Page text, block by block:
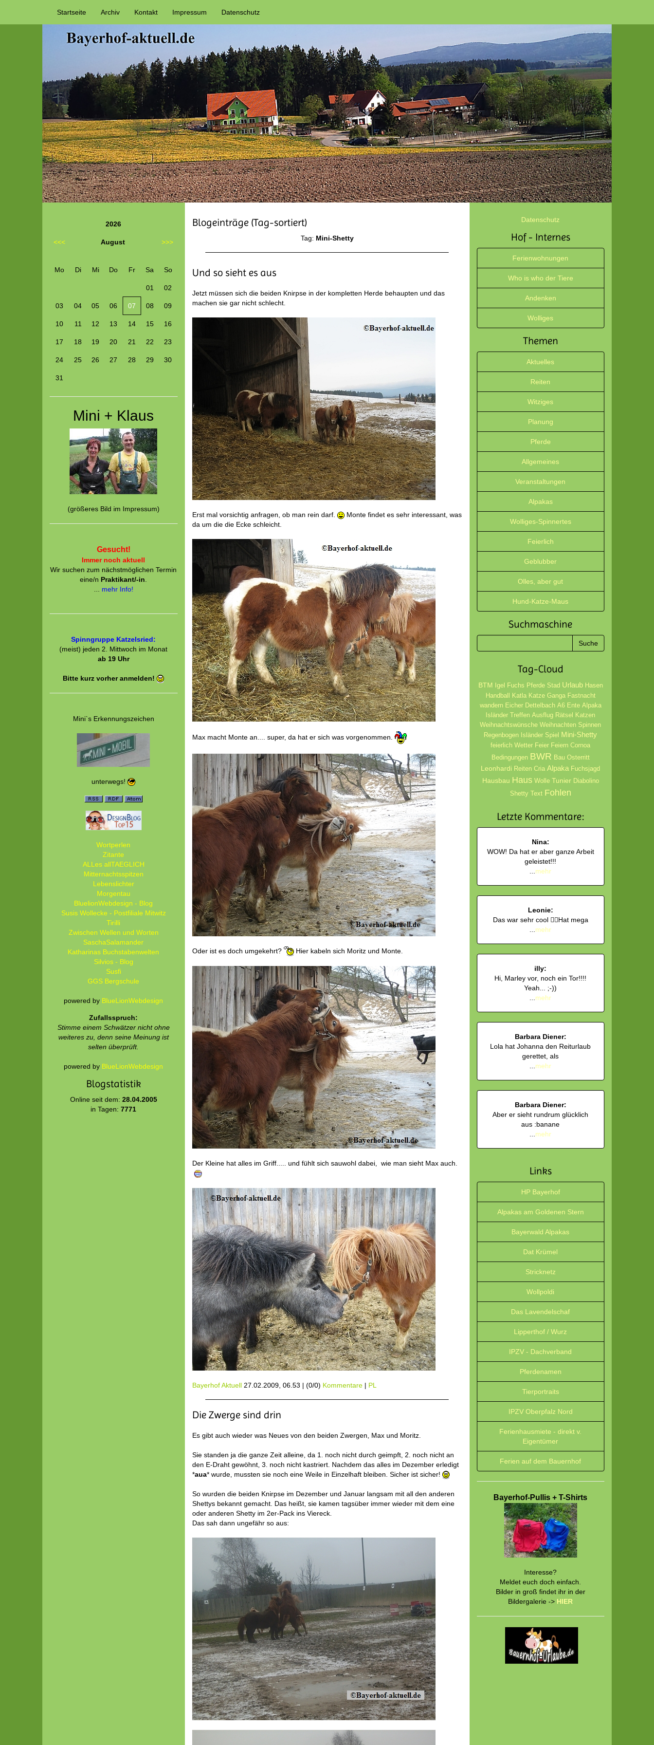
Startseite Archiv Kontakt Impressum Datenschutz
Blogeinträge (Tag-sortiert)
Tag: Mini-Shetty
Und so sieht es aus
Jetzt müssen sich die beiden Knirpse in der kompletten Herde behaupten und das
machen sie gar nicht schlecht.
Erst mal vorsichtig anfragen, ob man rein darf.
Monte findet es sehr interessant, was
da um die die Ecke schleicht.
Max macht Monte an.... super, da hat er sich was vorgenommen.
Oder ist es doch umgekehrt? Hier kabeln sich Moritz und Monte.
Der Kleine hat alles im Griff..... und fühlt sich sauwohl dabei, wie man sieht Max auch.
Bayerhof Aktuell 27.02.2009, 06.53 | (0/0) Kommentare| PL
Die Zwerge sind drin
Es gibt auch wieder was Neues von den beiden Zwergen, Max und Moritz.
Sie standen ja die ganze Zeit alleine, da 1. noch nicht durch geimpft, 2. noch nicht an
den E-Draht gewöhnt, 3. noch nicht kastriert. Nachdem das alles im Dezember erledigt
*aua* wurde, mussten sie noch eine Weile in Einzelhaft bleiben. Sicher ist sicher!
So wurden die beiden Knirpse im Dezember und Januar langsam mit all den anderen
Shettys bekannt gemacht. Das heißt, sie kamen tagsüber immer wieder mit dem eine
oder anderen Shetty im 2er-Pack ins Viereck.
Das sah dann ungefähr so aus:
2026
<<< August >>>
Mo Di Mi Do Fr Sa So
01 02
03 04 05 06 07 08 09
10 11 12 13 14 15 16
17 18 19 20 21 22 23
24 25 26 27 28 29 30
31
Mini + Klaus
(größeres Bild im Impressum)
Gesucht!
Immer noch aktuell
Wir suchen zum nächstmöglichen Termin
eine/n Praktikant/-in
mehr Info!
Spinngruppe Katzelsried:
(meist) jeden 2. Mittwoch im Monat
ab 19 Uhr
Bitte kurz vorher anmelden!
Mini`s Erkennungszeichen
unterwegs!
Wortperlen
Zitante
ALLes allTAEGLICH
Mitternachtsspitzen
Lebenslichter
Morgentau
BluelionWebdesign - Blog
Susis Wollecke - Postfiliale Mitwitz
Tirilli
Zwischen Wellen und Worten
SaschaSalamander
Katharinas Buchstabenwelten
Silvios - Blog
Susfi
GGS Bergschule
powered by BlueLionWebdesign
Zufallsspruch:
Stimme einem Schwätzer nicht ohne
weiteres zu, denn seine Meinung ist
selten überprüft.
powered by BlueLionWebdesign
Blogstatistik
Online seit dem: 28.04.2005
in Tagen:7771
Datenschutz
Hof - Internes
Ferienwohnungen
Who is who der Tiere
Andenken
Wolliges
Themen
Aktuelles
Reiten
Witziges
Planung
Pferde
Allgemeines
Veranstaltungen
Alpakas
Wolliges-Spinnertes
Feierlich
Geblubber
Olles, aber gut
Hund-Katze-Maus
Suchmaschine
Tag-Cloud
BTM Igel Fuchs Pferde Stad Urlaub Hasen
Handball
Katla Katze Ganga Fastnacht
wandern Eicher Dettelbach A6 Ente Alpaka
Isländer Treffen Ausflug Rätsel Katzen
Weihnachtswünsche Weihnachten Spinnen
Regenbogen Isländer Spiel Mini-Shetty
feierlich Wetter Feier Feiern Cornoa
Bedingungen BWR Bau Osterritt
Leonhardi Reiten Cria Alpaka Fuchsjagd
Hausbau Haus Wolle Tunier Diabolino
Shetty Text Fohlen
Letzte Kommentare:
Nina:
WOW! Da hat er aber ganze Arbeit
geleistet!!!
mehr
Leonie:
Das war sehr cool 👍🏻Hat mega
mehr
illy:
Hi, Marley vor, noch ein Tor!!!!
Yeah... ;-))
mehr
Barbara Diener:
Lola hat Johanna den Reiturlaub
gerettet, als
mehr
Barbara Diener:
Aber er sieht rundrum glücklich
aus :banane
mehr
Links
HP Bayerhof
Alpakas am Goldenen Stern
Bayerwald Alpakas
Dat Krümel
Stricknetz
Wollpoldi
Das Lavendelschaf
Lipperthof / Wurz
IPZV - Dachverband
Pferdenamen
Tierportraits
IPZV Oberpfalz Nord
Ferienhausmiete - direkt v.
Eigentümer
Ferien auf dem Bauernhof
Bayerhof-Pullis + T-Shirts
Interesse?
Meldet euch doch einfach.
Bilder in groß findet ihr in der
Bildergalerie -> HIER